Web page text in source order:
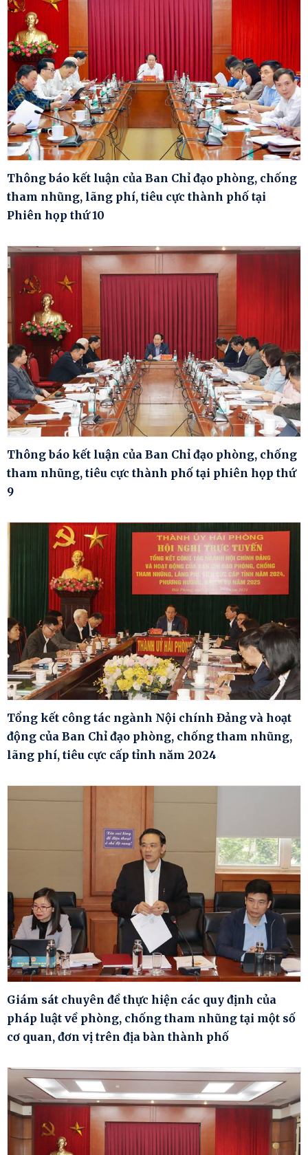
Thông báo kết luận của Ban Chỉ đạo phòng, chống
tham nhũng, lãng phí, tiêu cực thành phố tại
Phiên họp thứ 10
Thông báo kết luận của Ban Chỉ đạo phòng, chống
tham nhũng, tiêu cực thành phố tại phiên họp thứ
9
Tổng kết công tác ngành Nội chính Đảng và hoạt
động của Ban Chỉ đạo phòng, chống tham nhũng,
lãng phí, tiêu cực cấp tỉnh năm 2024
Giám sát chuyên đề thực hiện các quy định của
pháp luật về phòng, chống tham nhũng tại một số
cơ quan, đơn vị trên địa bàn thành phố